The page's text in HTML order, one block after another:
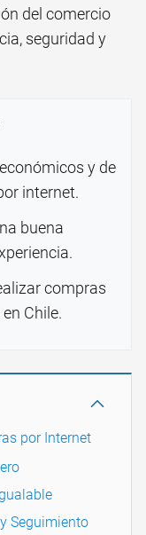
del comercio
seguridad y
y de
internet.
buena
compras
Chile.
por Internet
Seguimiento